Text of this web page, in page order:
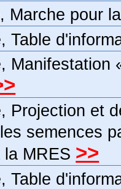
Marche pour
Table
Manifestation
Projection et
semences
MRES >>
Table